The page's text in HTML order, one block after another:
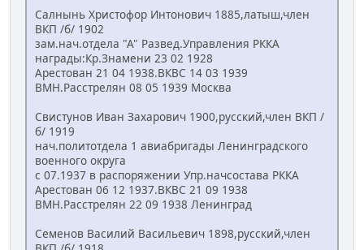
Салнынь Христофор Интонович 1885,латыш,член
ВКП /б/ 1902
зам.нач.отдела "А" Развед.Управления РККА
награды:Кр.Знамени 23 02 1928
Арестован 21 04 1938.ВКВС 14 03 1939
ВМН.Расстрелян 08 05 1939 Москва
Свистунов Иван Захарович 1900,русский,член ВКП /
б/ 1919
нач.политотдела 1 авиабригады Ленинградского
военного округа
с 07.1937 в распоряжении Упр.начсостава РККА
Арестован 06 12 1937.ВКВС 21 09 1938
ВМН.Расстрелян 22 09 1938 Ленинград
Семенов Василий Васильевич 1898,русский,член